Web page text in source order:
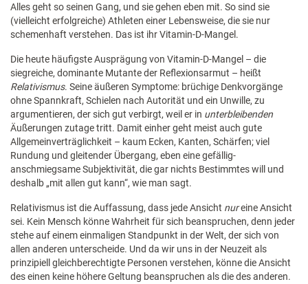
Alles geht so seinen Gang, und sie gehen eben mit. So sind sie
(vielleicht erfolgreiche) Athleten einer Lebensweise, die sie nur
schemenhaft verstehen. Das ist ihr Vitamin-D-Mangel.
Die heute häufigste Ausprägung von Vitamin-D-Mangel – die
siegreiche, dominante Mutante der Reflexionsarmut – heißt
Relativismus. Seine äußeren Symptome: brüchige Denkvorgänge
ohne Spannkraft, Schielen nach Autorität und ein Unwille, zu
argumentieren, der sich gut verbirgt, weil er in unterbleibenden
Äußerungen zutage tritt. Damit einher geht meist auch gute
Allgemeinverträglichkeit – kaum Ecken, Kanten, Schärfen; viel
Rundung und gleitender Übergang, eben eine gefällig-
anschmiegsame Subjektivität, die gar nichts Bestimmtes will und
deshalb „mit allen gut kann“, wie man sagt.
Relativismus ist die Auffassung, dass jede Ansicht nureine Ansicht
sei. Kein Mensch könne Wahrheit für sich beanspruchen, denn jeder
stehe auf einem einmaligen Standpunkt in der Welt, der sich von
allen anderen unterscheide. Und da wir uns in der Neuzeit als
prinzipiell gleichberechtigte Personen verstehen, könne die Ansicht
des einen keine höhere Geltung beanspruchen als die des anderen.